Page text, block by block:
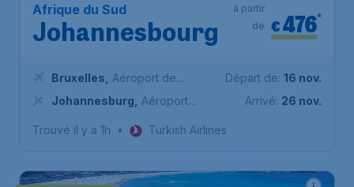
Afrique du Sud
Johannesbourg €476*
à partir
de
Bruxelles
Aéroport de
Bruxelles-National
Johannesburg
Aéroport
Départ de: 16 nov.
Arrivé: 26 nov.
Trouvé il y a 1h • Turkish Airlines